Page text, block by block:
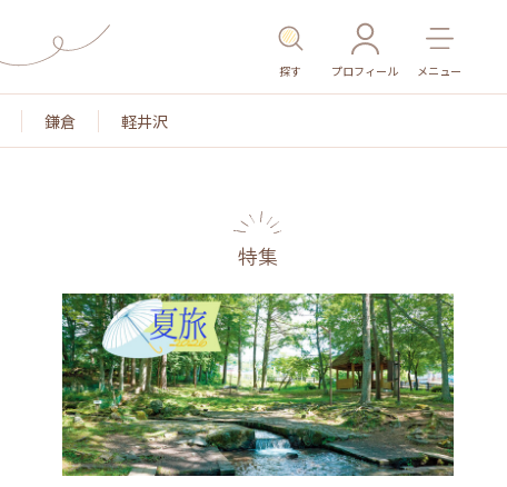
探す プロフィール メニュー
鎌倉 軽井沢
名所・旧跡 温泉・スパ その他施設 ごはん
特集